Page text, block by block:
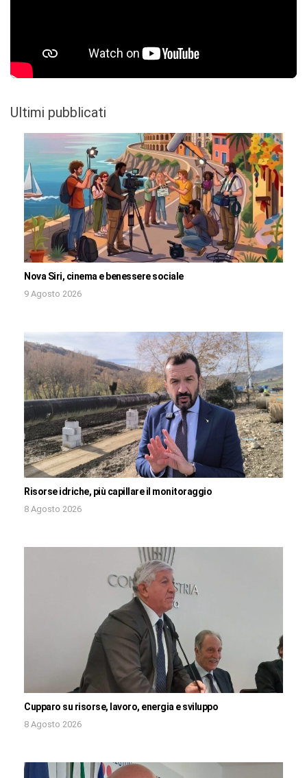
Ultimi pubblicati
Nova Siri, cinema e benessere sociale
9 Agosto 2026
Risorse idriche, più capillare il monitoraggio
8 Agosto 2026
Cupparo su risorse, lavoro, energia e sviluppo
8 Agosto 2026